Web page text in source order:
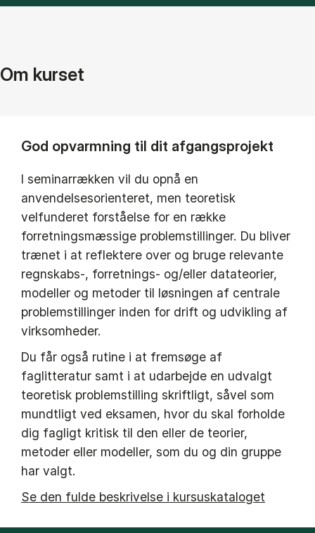
Om kurset
God opvarmning til dit afgangsprojekt
I seminarrækken vil du opnå en
anvendelsesorienteret, men teoretisk
velfunderet forståelse for en række
forretningsmæssige problemstillinger. Du bliver
trænet i at reflektere over og bruge relevante
regnskabs-, forretnings- og/eller datateorier,
modeller og metoder til løsningen af centrale
problemstillinger inden for drift og udvikling af
virksomheder.
Du får også rutine i at fremsøge af
faglitteratur samt i at udarbejde en udvalgt
teoretisk problemstilling skriftligt, såvel som
mundtligt ved eksamen, hvor du skal forholde
dig fagligt kritisk til den eller de teorier,
metoder eller modeller, som du og din gruppe
har valgt.
Se den fulde beskrivelse i kursuskataloget